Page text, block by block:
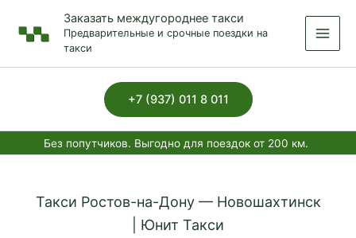
содержимому
Заказать междугороднее такси
Предварительные и срочные поездки на
такси
+7 (937) 011 8 011
Без попутчиков. Выгодно для поездок от 200 км.
Такси Ростов-на-Дону — Новошахтинск
| Юнит Такси